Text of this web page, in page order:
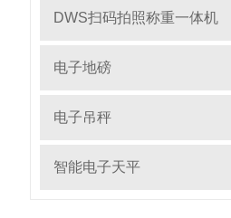
DWS扫码拍照称重一体机
电子地磅
电子吊秤
智能电子天平